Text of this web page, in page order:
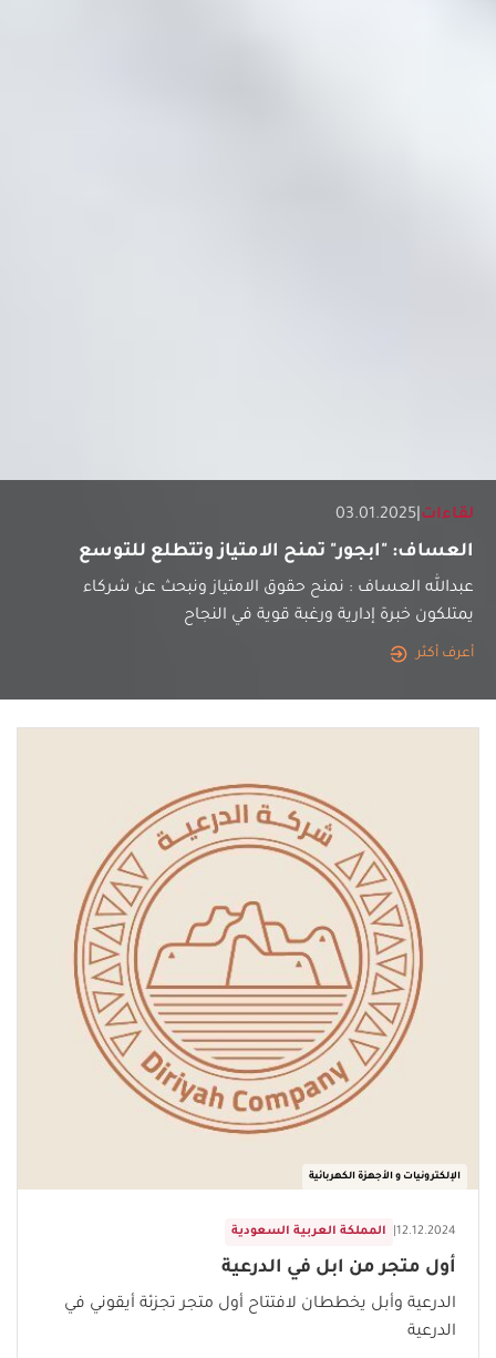
لقاءات 03.01.2025
العساف: "ابجور" تمنح الامتياز وتتطلع للتوسع
عبدالله العساف : نمنح حقوق الامتياز ونبحث عن شركاء
يمتلكون خبرة إدارية ورغبة قوية في النجاح
أعرف أكثر
الإلكترونيات و الأجهزة الكهربائية
المملكة العربية السعودية 12.12.2024
أول متجر من ابل في الدرعية
الدرعية وأبل يخططان لافتتاح أول متجر تجزئة أيقوني في
الدرعية